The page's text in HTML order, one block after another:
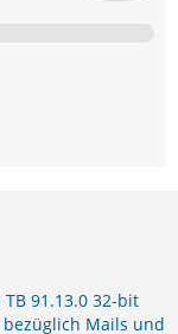
91.13.0 32-bit
Mails und